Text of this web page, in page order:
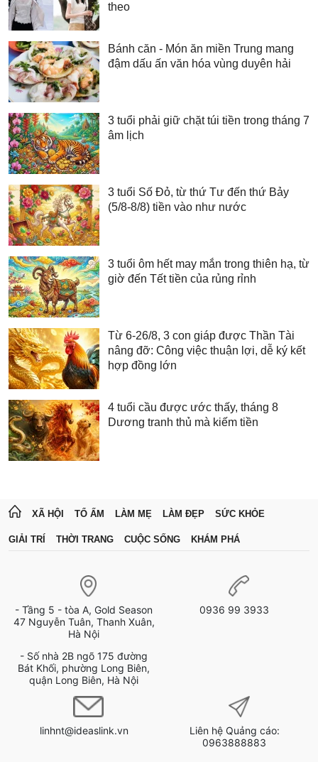
theo
Bánh căn - Món ăn miền Trung mang
đậm dấu ấn văn hóa vùng duyên hải
3 tuổi phải giữ chặt túi tiền trong tháng 7
âm lịch
3 tuổi Số Đỏ, từ thứ Tư đến thứ Bảy
(5/8-8/8) tiền vào như nước
3 tuổi ôm hết may mắn trong thiên hạ, từ
giờ đến Tết tiền của rủng rỉnh
Từ 6-26/8, 3 con giáp được Thần Tài
nâng đỡ: Công việc thuận lợi, dễ ký kết
hợp đồng lớn
4 tuổi cầu được ước thấy, tháng 8
Dương tranh thủ mà kiếm tiền
XÃ HỘI TỔ ẤM LÀM MẸ LÀM ĐẸP SỨC KHỎE
GIẢI TRÍ THỜI TRANG CUỘC SỐNG KHÁM PHÁ
- Tầng 5 - tòa A, Gold Season
47 Nguyễn Tuân, Thanh Xuân,
Hà Nội
- Số nhà 2B ngõ 175 đường
Bát Khối, phường Long Biên,
quận Long Biên, Hà Nội
0936 99 3933
linhnt@ideaslink.vn
Liên hệ Quảng cáo:
0963888883